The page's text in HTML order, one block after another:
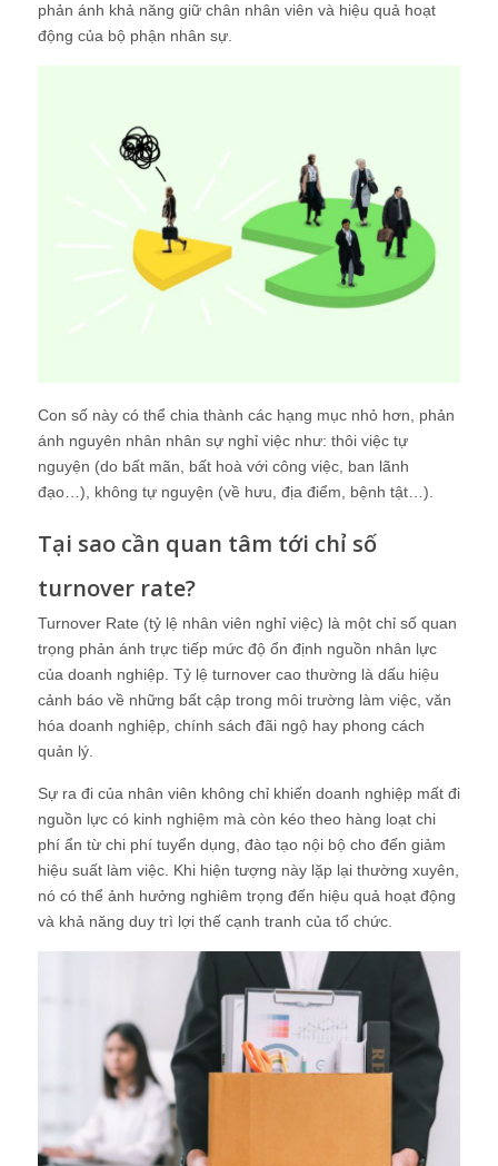
phản ánh khả năng giữ chân nhân viên và hiệu quả hoạt
động của bộ phận nhân sự.
Con số này có thể chia thành các hạng mục nhỏ hơn, phản
ánh nguyên nhân nhân sự nghỉ việc như: thôi việc tự
nguyện (do bất mãn, bất hoà với công việc, ban lãnh
đạo…), không tự nguyện (về hưu, địa điểm, bệnh tật…).
Tại sao cần quan tâm tới chỉ số
turnover rate?
Turnover Rate (tỷ lệ nhân viên nghỉ việc) là một chỉ số quan
trọng phản ánh trực tiếp mức độ ổn định nguồn nhân lực
của doanh nghiệp. Tỷ lệ turnover cao thường là dấu hiệu
cảnh báo về những bất cập trong môi trường làm việc, văn
hóa doanh nghiệp, chính sách đãi ngộ hay phong cách
quản lý.
Sự ra đi của nhân viên không chỉ khiến doanh nghiệp mất đi
nguồn lực có kinh nghiệm mà còn kéo theo hàng loạt chi
phí ẩn từ chi phí tuyển dụng, đào tạo nội bộ cho đến giảm
hiệu suất làm việc. Khi hiện tượng này lặp lại thường xuyên,
nó có thể ảnh hưởng nghiêm trọng đến hiệu quả hoạt động
và khả năng duy trì lợi thế cạnh tranh của tổ chức.